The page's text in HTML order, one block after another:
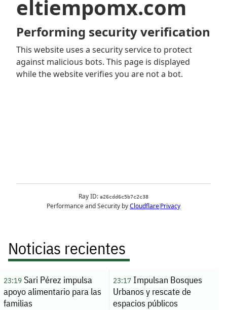
Noticias recientes
23:19Sari Pérez impulsa
apoyo alimentario para las
familias
23:17Impulsan Bosques
Urbanos y rescate de
espacios públicos